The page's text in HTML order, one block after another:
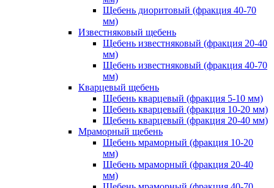
Щебень диоритовый (фракция 40-70
мм)
Известняковый щебень
Щебень известняковый (фракция 20-40
мм)
Щебень известняковый (фракция 40-70
мм)
Кварцевый щебень
Щебень кварцевый (фракция 5-10 мм)
Щебень кварцевый (фракция 10-20 мм)
Щебень кварцевый (фракция 20-40 мм)
Мраморный щебень
Щебень мраморный (фракция 10-20
мм)
Щебень мраморный (фракция 20-40
мм)